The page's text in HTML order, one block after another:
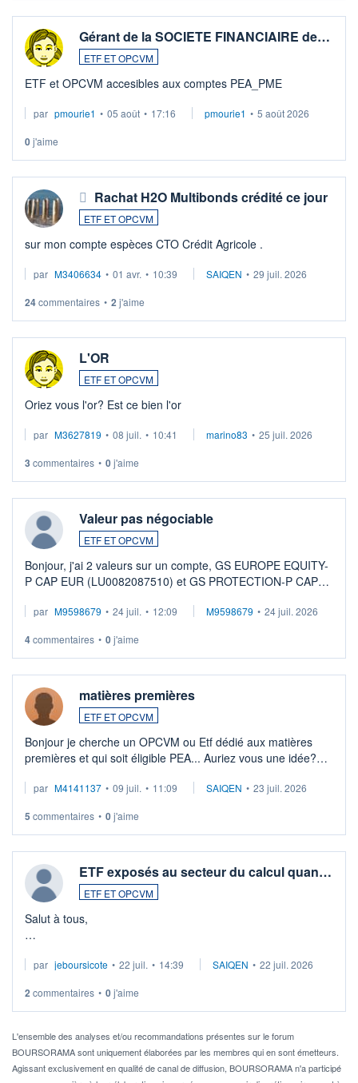
Gérant de la SOCIETE FINANCIAIRE de…
ETF ET OPCVM
ETF et OPCVM accesibles aux comptes PEA_PME
par pmourie1 • 05 août • 17:16 pmourie1 • 5 août 2026
0j'aime
Rachat H2O Multibonds crédité ce jour
ETF ET OPCVM
sur mon compte espèces CTO Crédit Agricole .
par M3406634 • 01 avr. • 10:39 SAIQEN • 29 juil. 2026
24commentaires • 2 j'aime
L'OR
ETF ET OPCVM
Oriez vous l'or? Est ce bien l'or
par M3627819 • 08 juil. • 10:41 marino83 • 25 juil. 2026
3 commentaires • 0j'aime
Valeur pas négociable
ETF ET OPCVM
Bonjour, j'ai 2 valeurs sur un compte, GS EUROPE EQUITY-
P CAP EUR (LU0082087510) et GS PROTECTION-P CAP
veux procéder à la vente, on me signale ...
par M9598679 • 24 juil. • 12:09 M9598679 • 24 juil. 2026
4commentaires • 0j'aime
matières premières
ETF ET OPCVM
Bonjour je cherche un OPCVM ou Etf dédié aux matières
premières et qui soit éligible PEA... Auriez vous une idée?
par M4141137 • 09 juil. • 11:09 SAIQEN • 23 juil. 2026
5 commentaires • 0j'aime
ETF exposés au secteur du calcul quan…
ETF ET OPCVM
Salut à tous,
via un ETF plutôt que des actions individuelles.
Idéalement, je voudrais qu'il soit éligible au PEA.
Pour l' ...
par jeboursicote • 22 juil. • 14:39 SAIQEN • 22 juil. 2026
2 commentaires • 0j'aime
L'ensemble des analyses et/ou recommandations présentes sur le forum
BOURSORAMA sont uniquement élaborées par les membres qui en sont émetteurs.
Agissant exclusivement en qualité de canal de diffusion, BOURSORAMA n'a participé